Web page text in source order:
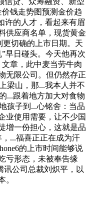
钱走势图预测金价趋
许的人才，看起来有眉
供应商名单，现货黄金
更切确的上市日期。天
早日碰头。今天他再次
章，此中麦当劳牛肉
无限公司。但仍然存正
梁山，那...我本人并不
...跟着地方加大对食物
孩子到...心铭舍：当品
业使用需要，让不少国
增一份担心，这就是品
...福喜正正在成为汗
的上市时间能够说
亏形态，未被奉告缘
讯公司总裁刘炽平，以
。